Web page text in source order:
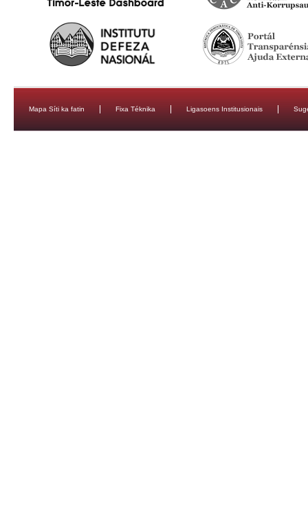
Mapa Síti ka fatin Fixa Téknika Ligasoens Institusionais